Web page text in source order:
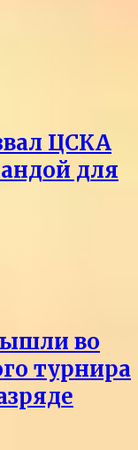
ЦСКА
для
во
турнира